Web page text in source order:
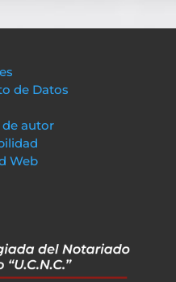
de Datos
de autor
Web